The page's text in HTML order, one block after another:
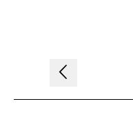
Navigation
de